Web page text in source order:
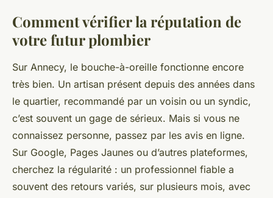
Comment vérifier la réputation de
votre futur plombier
Sur Annecy, le bouche-à-oreille fonctionne encore
très bien. Un artisan présent depuis des années dans
le quartier, recommandé par un voisin ou un syndic,
c’est souvent un gage de sérieux. Mais si vous ne
connaissez personne, passez par les avis en ligne.
Sur Google, Pages Jaunes ou d’autres plateformes,
cherchez la régularité : un professionnel fiable a
souvent des retours variés, sur plusieurs mois, avec